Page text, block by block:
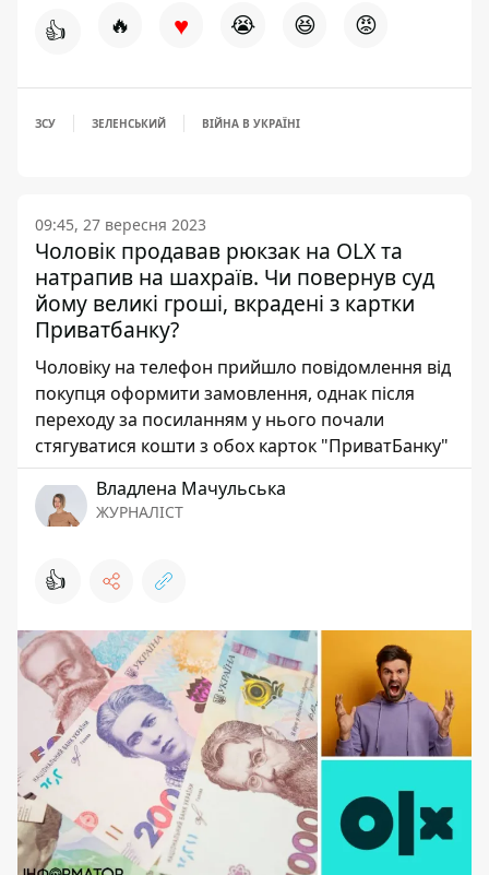
👍 🔥 ♥ 😭 😆 😡
ЗСУ ЗЕЛЕНСЬКИЙ ВІЙНА В УКРАЇНІ
09:45, 27 вересня 2023
Чоловік продавав рюкзак на OLX та
натрапив на шахраїв. Чи повернув суд
йому великі гроші, вкрадені з картки
Приватбанку?
Чоловіку на телефон прийшло повідомлення від
покупця оформити замовлення, однак після
переходу за посиланням у нього почали
стягуватися кошти з обох карток "ПриватБанку"
Владлена Мачульська
ЖУРНАЛІСТ
👍